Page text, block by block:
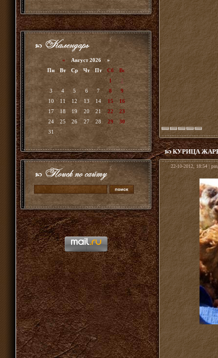
« Август 2026 »
Пн
Вт Ср Чт Пт Сб
Вс
1
2
3
4 5 6 7 8
9
10
11 12 13 14 15
16
17
18 19 20 21 22
23
24
25 26 27 28 29
30
31
КУРИЦА
22-10-2012, 18:54 |